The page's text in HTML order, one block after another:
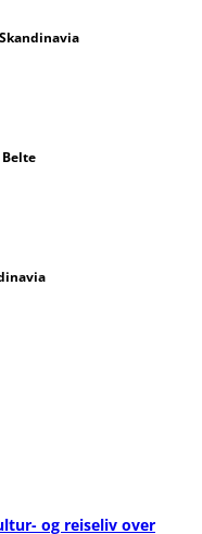
Belte
og reiseliv over